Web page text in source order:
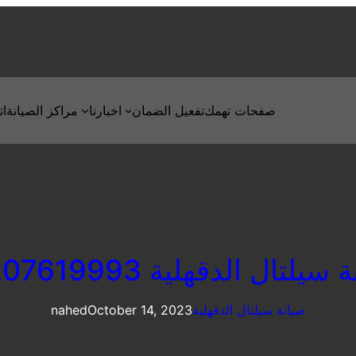
مراكز الصيانة اخبارنا تفعيل الضمانصفحات تهمك
الدقهلية 01207619993
nahedOctober 14, 2023صيانة سيلتال الدقهلية